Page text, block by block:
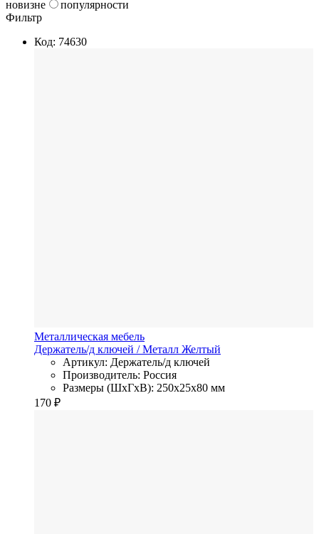
новизне
популярности
Фильтр
Код: 74630
Металлическая мебель
Держатель/д ключей / Металл Желтый
Артикул: Держатель/д ключей
Производитель: Россия
Размеры (ШхГхВ): 250x25x80 мм
170 ₽